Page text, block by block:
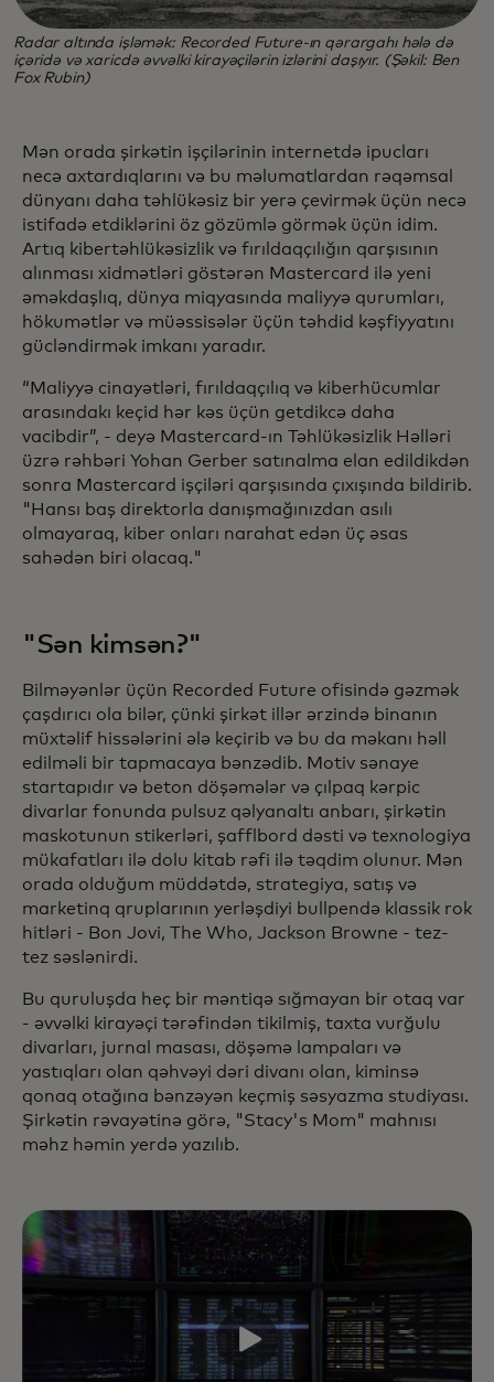
Radar altında işləmək: Recorded Future-ın qərargahı hələ də
içəridə və xaricdə əvvəlki kirayəçilərin izlərini daşıyır. (Şəkil: Ben
Fox Rubin)
Mən orada şirkətin işçilərinin internetdə ipucları
necə axtardıqlarını və bu məlumatlardan rəqəmsal
dünyanı daha təhlükəsiz bir yerə çevirmək üçün necə
istifadə etdiklərini öz gözümlə görmək üçün idim.
Artıq kibertəhlükəsizlik və fırıldaqçılığın qarşısının
alınması xidmətləri göstərən Mastercard ilə yeni
əməkdaşlıq, dünya miqyasında maliyyə qurumları,
hökumətlər və müəssisələr üçün təhdid kəşfiyyatını
gücləndirmək imkanı yaradır.
“Maliyyə cinayətləri, fırıldaqçılıq və kiberhücumlar
arasındakı keçid hər kəs üçün getdikcə daha
vacibdir”, - deyə Mastercard-ın Təhlükəsizlik Həlləri
üzrə rəhbəri Yohan Gerber satınalma elan edildikdən
sonra Mastercard işçiləri qarşısında çıxışında bildirib.
"Hansı baş direktorla danışmağınızdan asılı
olmayaraq, kiber onları narahat edən üç əsas
sahədən biri olacaq."
"Sən kimsən?"
Bilməyənlər üçün Recorded Future ofisində gəzmək
çaşdırıcı ola bilər, çünki şirkət illər ərzində binanın
müxtəlif hissələrini ələ keçirib və bu da məkanı həll
edilməli bir tapmacaya bənzədib. Motiv sənaye
startapıdır və beton döşəmələr və çılpaq kərpic
divarlar fonunda pulsuz qəlyanaltı anbarı, şirkətin
maskotunun stikerləri, şafflbord dəsti və texnologiya
mükafatları ilə dolu kitab rəfi ilə təqdim olunur. Mən
orada olduğum müddətdə, strategiya, satış və
marketinq qruplarının yerləşdiyi bullpendə klassik rok
hitləri - Bon Jovi, The Who, Jackson Browne - tez-
tez səslənirdi.
Bu quruluşda heç bir məntiqə sığmayan bir otaq var
- əvvəlki kirayəçi tərəfindən tikilmiş, taxta vurğulu
divarları, jurnal masası, döşəmə lampaları və
yastıqları olan qəhvəyi dəri divanı olan, kiminsə
qonaq otağına bənzəyən keçmiş səsyazma studiyası.
Şirkətin rəvayətinə görə, "Stacy's Mom" mahnısı
məhz həmin yerdə yazılıb.